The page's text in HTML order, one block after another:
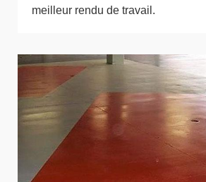
meilleur rendu de travail.